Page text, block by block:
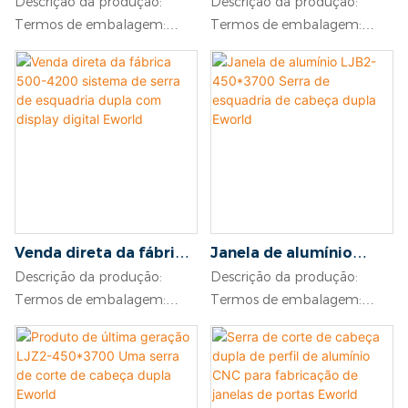
serra de corte
Termos de embalagem:
adequado para envio por via
marítima
Condições de pagamento:
depósito de 30% T/T, o saldo
30% do comprador.
Garantia: um ano inteiro
após a instalação
de canto Serra Eworld
Termos de embalagem:
adequado para envio por via
marítima
Condições de pagamento:
depósito de 30% T/T, o saldo
30% do comprador.
Garantia: um ano inteiro
após a instalação
Venda direta da fábrica
500-4200 sistema de
serra de esquadria
digital Eworld
Descrição da produção:
Termos de embalagem:
adequado para envio por via
marítima
Condições de pagamento:
depósito de 30% T/T, o saldo
Janela de alumínio
LJB2-450*3700 Serra de
esquadria de cabeça
Descrição da produção:
Termos de embalagem:
adequado para envio por via
marítima
Condições de pagamento:
depósito de 30% T/T, o saldo